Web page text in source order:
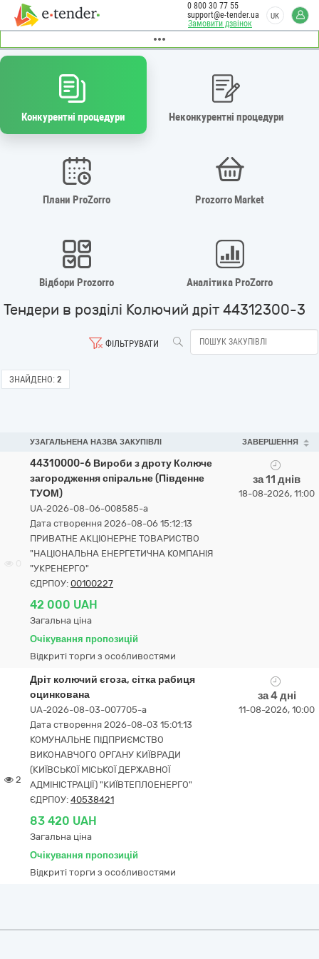
Замовити дзвінок
0 800 30 77 55
support@e-tender.ua
UK
Конкурентні процедури Неконкурентні процедури
Плани ProZorro Prozorro Market
Відбори Prozorro Аналітика ProZorro
Тендери в розділі Колючий дріт 44312300-3
ФІЛЬТРУВАТИ
ЗНАЙДЕНО: 2
УЗАГАЛЬНЕНА НАЗВА ЗАКУПІВЛІ ЗАВЕРШЕННЯ
44310000-6 Вироби з дроту Колюче
загородження спіральне (Південне
ТУОМ)
UA-2026-08-06-008585-a
Дата створення 2026-08-06 15:12:13
ПРИВАТНЕ АКЦІОНЕРНЕ ТОВАРИСТВО
"НАЦІОНАЛЬНА ЕНЕРГЕТИЧНА КОМПАНІЯ
"УКРЕНЕРГО"
ЄДРПОУ: 00100227
42 000 UAH
Загальна ціна
Очікування пропозицій
Відкриті торги з особливостями
за 11 днів
18-08-2026, 11:00
2
Дріт колючий єгоза, сітка рабиця
оцинкована
UA-2026-08-03-007705-a
Дата створення 2026-08-03 15:01:13
КОМУНАЛЬНЕ ПІДПРИЄМСТВО
ВИКОНАВЧОГО ОРГАНУ КИЇВРАДИ
(КИЇВСЬКОЇ МІСЬКОЇ ДЕРЖАВНОЇ
АДМІНІСТРАЦІЇ) "КИЇВТЕПЛОЕНЕРГО"
ЄДРПОУ: 40538421
83 420 UAH
Загальна ціна
Очікування пропозицій
Відкриті торги з особливостями
за 4 дні
11-08-2026, 10:00